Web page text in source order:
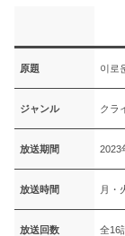
原題 이로
ジャンル クラ
放送期間 2023
放送時間 月・
放送回数 全16